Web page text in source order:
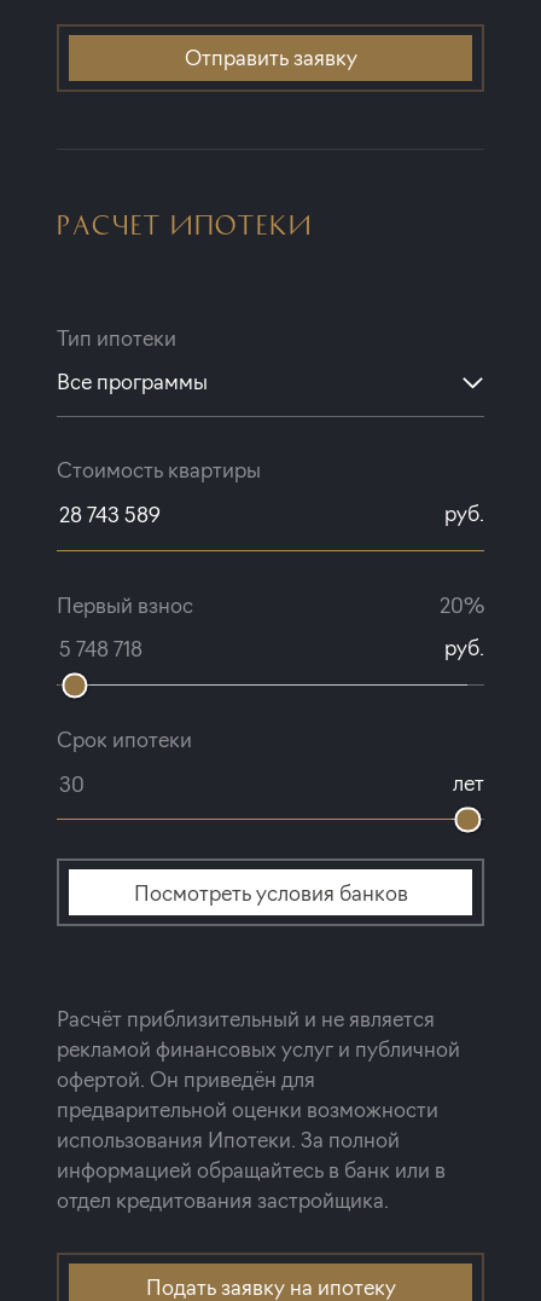
Отправить заявку
РАСЧЕТ ИПОТЕКИ
Тип ипотеки
Все программы
Стоимость квартиры
руб.
Первый взнос
20%
руб.
Срок ипотеки
лет
Посмотреть условия банков
Расчёт приблизительный и не является
рекламой финансовых услуг и публичной
офертой. Он приведён для
предварительной оценки возможности
использования Ипотеки. За полной
информацией обращайтесь в банк или в
отдел кредитования застройщика.
Подать заявку на ипотеку